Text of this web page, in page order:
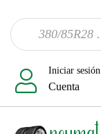
Iniciar sesión
Cuenta